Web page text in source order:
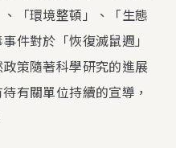
「環境整頓」、「生態
件對於「恢復滅鼠週」
策隨著科學研究的進展
有關單位持續的宣導，